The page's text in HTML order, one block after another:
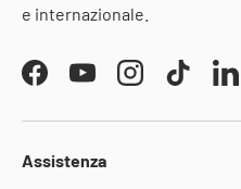
e internazionale.
FacebookYouTubeInstagramTikTok
Assistenza